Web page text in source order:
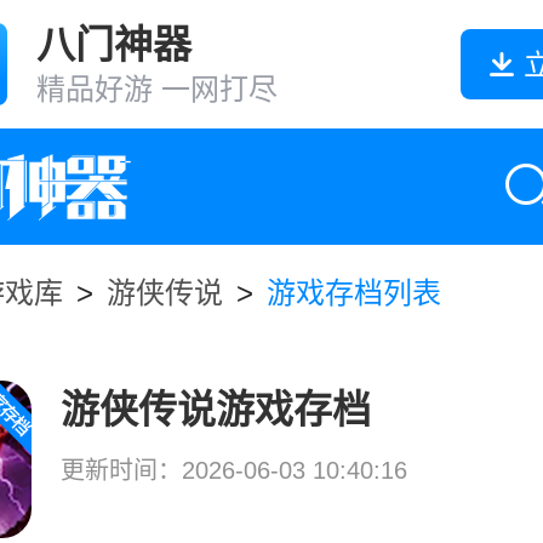
八门神器
精品好游 一网打尽
库 > 游侠传说 > 游戏存档列表
游侠传说游戏存档
更新时间：2026-06-03 10:40:16